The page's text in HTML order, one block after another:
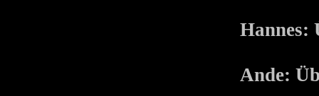
Hannes:
Ande: